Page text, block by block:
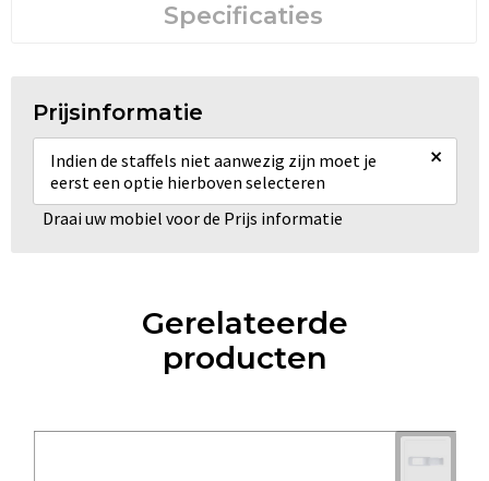
Specificaties
Prijsinformatie
Indien de staffels niet aanwezig zijn moet je
eerst een optie hierboven selecteren
×
Draai uw mobiel voor de Prijs informatie
Gerelateerde
producten